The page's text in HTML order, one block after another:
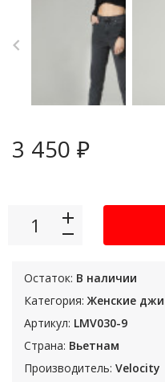
3 450 ₽
Остаток: В наличии
Категория:Женские
Артикул: LMV030-9
Страна: Вьетнам
Производитель: Velocity